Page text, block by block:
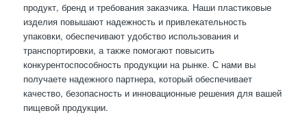
продукт, бренд и требования заказчика. Наши пластиковые
изделия повышают надежность и привлекательность
упаковки, обеспечивают удобство использования и
транспортировки, а также помогают повысить
конкурентоспособность продукции на рынке. С нами вы
получаете надежного партнера, который обеспечивает
качество, безопасность и инновационные решения для вашей
пищевой продукции.